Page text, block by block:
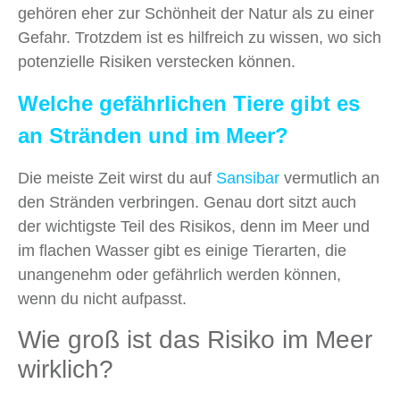
gehören eher zur Schönheit der Natur als zu einer
Gefahr. Trotzdem ist es hilfreich zu wissen, wo sich
potenzielle Risiken verstecken können.
Welche gefährlichen Tiere gibt es
an Stränden und im Meer?
Die meiste Zeit wirst du auf Sansibar vermutlich an
den Stränden verbringen. Genau dort sitzt auch
der wichtigste Teil des Risikos, denn im Meer und
im flachen Wasser gibt es einige Tierarten, die
unangenehm oder gefährlich werden können,
wenn du nicht aufpasst.
Wie groß ist das Risiko im Meer
wirklich?